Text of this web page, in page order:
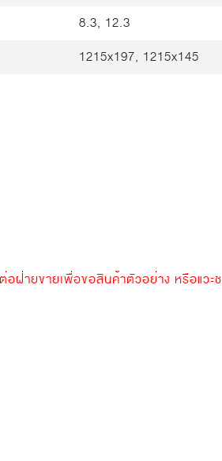
8.3, 12.3
1215x197, 1215x145
ฝ่ายขายเพื่อขอสินค้าตัวอย่าง หรือแวะ